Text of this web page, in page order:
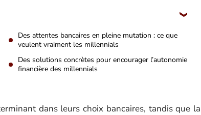
Des attentes bancaires en pleine mutation : ce que
veulent vraiment les millennials
Des solutions concrètes pour encourager l’autonomie
financière des millennials
dans leurs choix bancaires, tandis que la